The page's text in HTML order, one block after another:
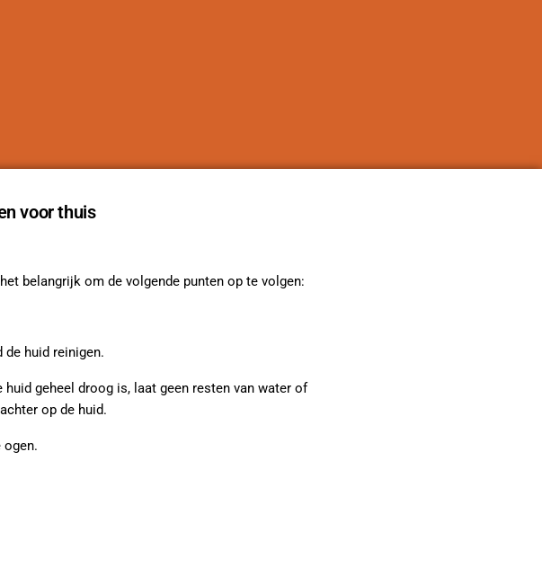
voor thuis
belangrijk om de volgende punten op te volgen:
huid reinigen.
huid geheel droog is, laat geen resten van water of
op de huid.